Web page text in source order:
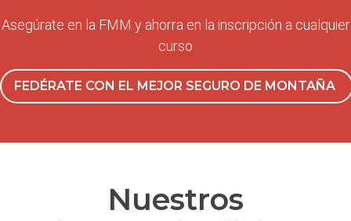
Asegúrate en la FMM y ahorra en la inscripción a cualquier
curso
FEDÉRATE CON EL MEJOR SEGURO DE MONTAÑA
Nuestros